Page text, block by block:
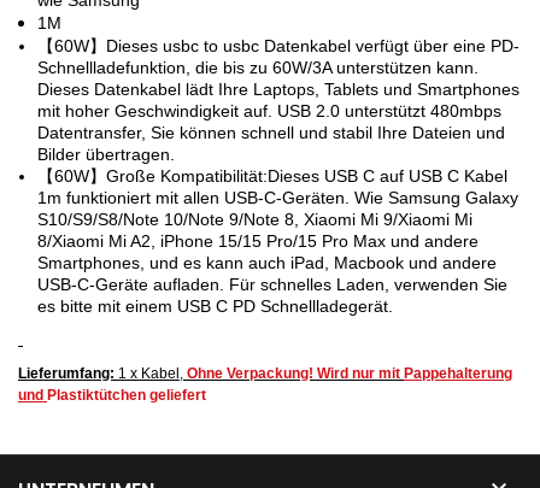
1M
【60W】Dieses usbc to usbc Datenkabel verfügt über eine PD-
Schnellladefunktion, die bis zu 60W/3A unterstützen kann.
Dieses Datenkabel lädt Ihre Laptops, Tablets und Smartphones
mit hoher Geschwindigkeit auf. USB 2.0 unterstützt 480mbps
Datentransfer, Sie können schnell und stabil Ihre Dateien und
Bilder übertragen.
【60W】Große Kompatibilität:Dieses USB C auf USB C Kabel
1m funktioniert mit allen USB-C-Geräten. Wie Samsung Galaxy
S10/S9/S8/Note 10/Note 9/Note 8, Xiaomi Mi 9/Xiaomi Mi
8/Xiaomi Mi A2, iPhone 15/15 Pro/15 Pro Max und andere
Smartphones, und es kann auch iPad, Macbook und andere
USB-C-Geräte aufladen. Für schnelles Laden, verwenden Sie
es bitte mit einem USB C PD Schnellladegerät.
Lieferumfang: 1 x Kabel, Ohne Verpackung! Wird nur mit Pappehalterung
und Plastiktütchen geliefert